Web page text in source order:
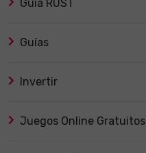
Guía RUST
Guías
Invertir
Juegos Online Gratuitos